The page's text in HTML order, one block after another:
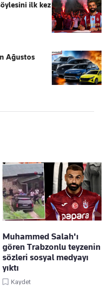
ilk kez
Ağustos
Muhammed Salah'ı
gören Trabzonlu teyzenin
sözleri sosyal medyayı
yıktı
Kaydet